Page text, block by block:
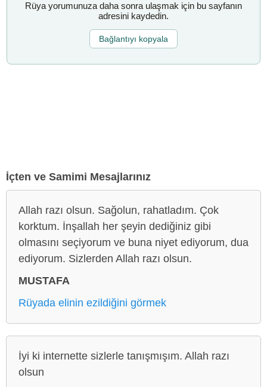
Rüya yorumunuza daha sonra ulaşmak için bu sayfanın
adresini kaydedin.
Bağlantıyı kopyala
İçten ve Samimi Mesajlarınız
Allah razı olsun. Sağolun, rahatladım. Çok
korktum. İnşallah her şeyin dediğiniz gibi
olmasını seçiyorum ve buna niyet ediyorum, dua
ediyorum. Sizlerden Allah razı olsun.
MUSTAFA
Rüyada elinin ezildiğini görmek
İyi ki internette sizlerle tanışmışım. Allah razı
olsun